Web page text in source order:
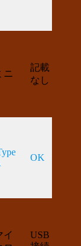
ニ
記載
なし
OK
イ
USB